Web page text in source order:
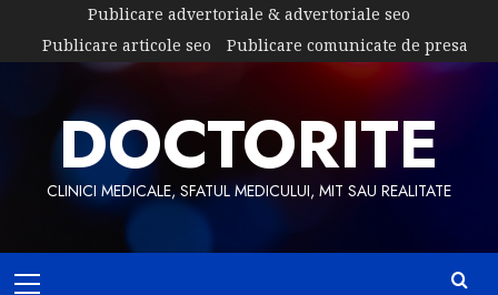
content
Publicare advertoriale & advertoriale seo
Publicare articole seo
Publicare comunicate de presa
DOCTORITE
CLINICI MEDICALE, SFATUL MEDICULUI, MIT SAU REALITATE